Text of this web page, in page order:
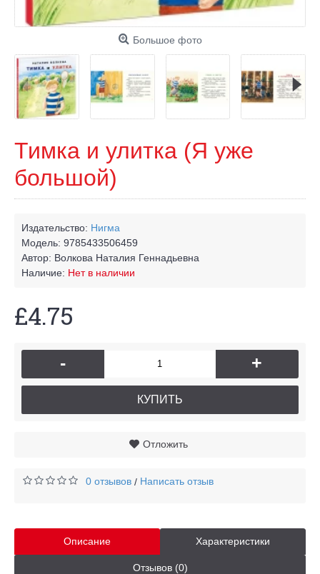
Большое фото
Тимка и улитка (Я уже
большой)
Издательство: Нигма
Модель: 9785433506459
Автор: Волкова Наталия Геннадьевна
Наличие: Нет в наличии
£4.75
- +
КУПИТЬ
Отложить
0 отзывов / Написать отзыв
Описание Характеристики
Отзывов (0)